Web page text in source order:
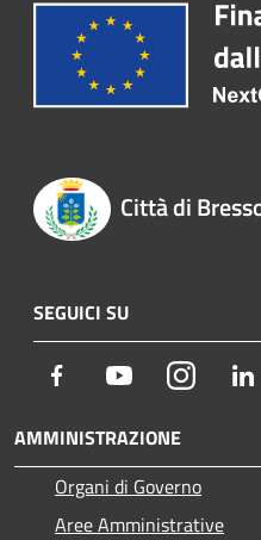
Città di
SEGUICI SU
Facebook YoutubeInstagram
AMMINISTRAZIONE
Organi di Governo
Aree Amministrative